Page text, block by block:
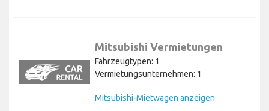
Mitsubishi Vermietungen
Fahrzeugtypen: 1
Vermietungsunternehmen: 1
Mitsubishi-Mietwagen anzeigen